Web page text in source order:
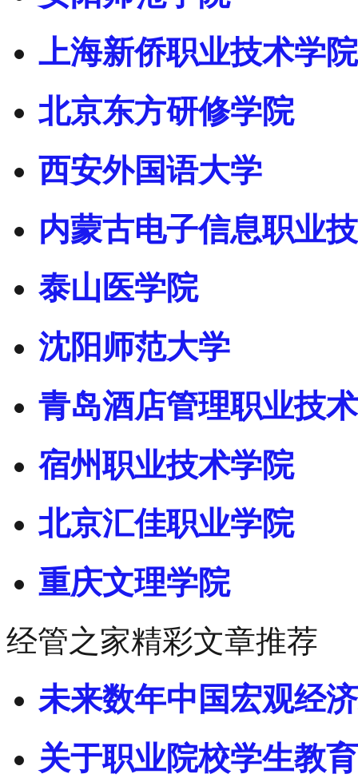
上海新侨职业技术学院
北京东方研修学院
西安外国语大学
内蒙古电子信息职业
泰山医学院
沈阳师范大学
青岛酒店管理职业技
宿州职业技术学院
北京汇佳职业学院
重庆文理学院
经管之家精彩文章推荐
未来数年中国宏观经
关于职业院校学生教